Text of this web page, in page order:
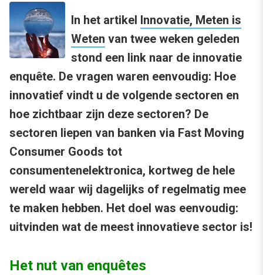
In het artikel Innovatie, Meten is
Weten van twee weken geleden
stond een link naar de innovatie
enquête. De vragen waren eenvoudig: Hoe
innovatief vindt u de volgende sectoren en
hoe zichtbaar zijn deze sectoren? De
sectoren liepen van banken via Fast Moving
Consumer Goods tot
consumentenelektronica, kortweg de hele
wereld waar wij dagelijks of regelmatig mee
te maken hebben. Het doel was eenvoudig:
uitvinden wat de meest innovatieve sector is!
Het nut van enquêtes